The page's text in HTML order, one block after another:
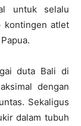
untuk selalu
kontingen atlet
duta Bali di
dengan
Sekaligus
dalam tubuh